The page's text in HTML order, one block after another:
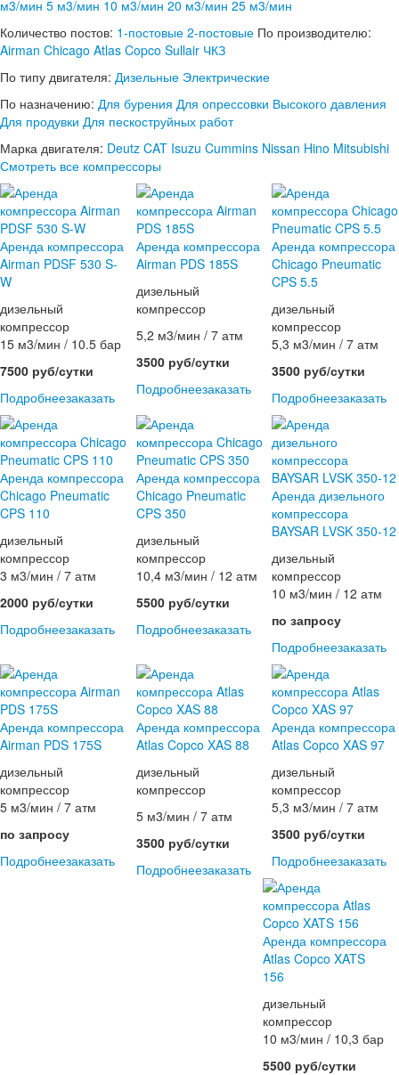
м3/мин 5 м3/мин 10 м3/мин 20 м3/мин 25 м3/мин
Количество постов: 1-постовые 2-постовые По производителю:
Airman Chicago Atlas Copco Sullair ЧКЗ
По типу двигателя: Дизельные Электрические
По назначению: Для бурения Для опрессовки Высокого давления
Для продувки Для пескоструйных работ
Марка двигателя: Deutz CAT Isuzu Cummins Nissan Hino Mitsubishi
Смотреть все компрессоры
Аренда компрессора
Airman PDSF 530 S-
W
дизельный
компрессор
15 м3/мин / 10.5 бар
7500 руб/сутки
Подробнеезаказать
Аренда компрессора
Airman PDS 185S
дизельный
компрессор
5,2 м3/мин / 7 атм
3500 руб/сутки
Подробнеезаказать
Аренда компрессора
Chicago Pneumatic
CPS 5.5
дизельный
компрессор
5,3 м3/мин / 7 атм
3500 руб/сутки
Подробнеезаказать
Аренда компрессора
Chicago Pneumatic
CPS 110
дизельный
компрессор
3 м3/мин / 7 атм
2000 руб/сутки
Подробнеезаказать
Аренда компрессора
Chicago Pneumatic
CPS 350
дизельный
компрессор
10,4 м3/мин / 12 атм
5500 руб/сутки
Подробнеезаказать
Аренда дизельного
компрессора
BAYSAR LVSK 350-12
дизельный
компрессор
10 м3/мин / 12 атм
по запросу
Подробнеезаказать
Аренда компрессора
Airman PDS 175S
дизельный
компрессор
5 м3/мин / 7 атм
по запросу
Подробнеезаказать
Аренда компрессора
Atlas Copco XAS 88
дизельный
компрессор
5 м3/мин / 7 атм
3500 руб/сутки
Подробнеезаказать
Аренда компрессора
Atlas Copco XAS 97
дизельный
компрессор
5,3 м3/мин / 7 атм
3500 руб/сутки
Подробнеезаказать
Аренда компрессора
Atlas Copco XATS
156
дизельный
компрессор
10 м3/мин / 10,3 бар
5500 руб/сутки